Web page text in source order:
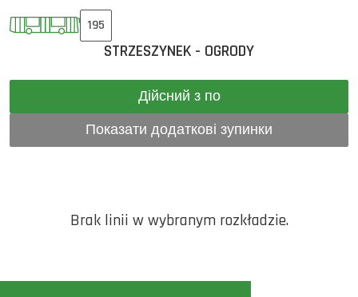
195
STRZESZYNEK - OGRODY
Дійсний з по
Показати додаткові зупинки
Brak linii w wybranym rozkładzie.